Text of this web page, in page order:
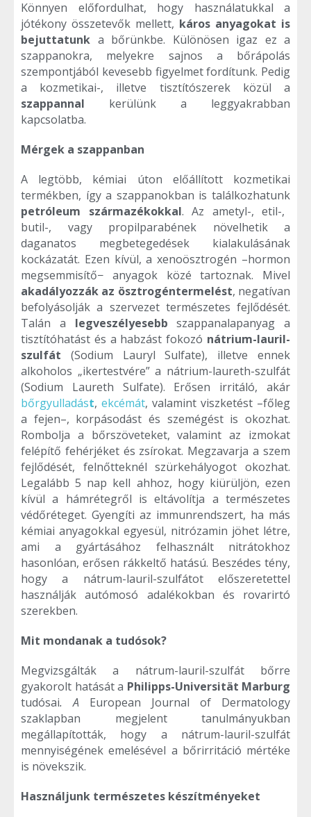
Könnyen előfordulhat, hogy használatukkal a
jótékony összetevők mellett, káros anyagokat is
bejuttatunk a bőrünkbe. Különösen igaz ez a
szappanokra, melyekre sajnos a bőrápolás
szempontjából kevesebb figyelmet fordítunk. Pedig
a kozmetikai-, illetve tisztítószerek közül a
szappannal kerülünk a leggyakrabban
kapcsolatba.
Mérgek a szappanban
A legtöbb, kémiai úton előállított kozmetikai
termékben, így a szappanokban is találkozhatunk
petróleum származékokkal. Az ametyl-, etil-,
butil-, vagy propilparabének növelhetik a
daganatos megbetegedések kialakulásának
kockázatát. Ezen kívül, a xenoösztrogén –hormon
megsemmisítő− anyagok közé tartoznak. Mivel
akadályozzák az ösztrogéntermelést, negatívan
befolyásolják a szervezet természetes fejlődését.
Talán a legveszélyesebb szappanalapanyag a
tisztítóhatást és a habzást fokozó nátrium-lauril-
szulfát (Sodium Lauryl Sulfate), illetve ennek
alkoholos „ikertestvére” a nátrium-laureth-szulfát
(Sodium Laureth Sulfate). Erősen irritáló, akár
bőrgyulladást, ekcémát, valamint viszketést –főleg
a fejen–, korpásodást és szemégést is okozhat.
Rombolja a bőrszöveteket, valamint az izmokat
felépítő fehérjéket és zsírokat. Megzavarja a szem
fejlődését, felnőtteknél szürkehályogot okozhat.
Legalább 5 nap kell ahhoz, hogy kiürüljön, ezen
kívül a hámrétegről is eltávolítja a természetes
védőréteget. Gyengíti az immunrendszert, ha más
kémiai anyagokkal egyesül, nitrózamin jöhet létre,
ami a gyártásához felhasznált nitrátokhoz
hasonlóan, erősen rákkeltő hatású. Beszédes tény,
hogy a nátrum-lauril-szulfátot előszeretettel
használják autómosó adalékokban és rovarirtó
szerekben.
Mit mondanak a tudósok?
Megvizsgálták a nátrum-lauril-szulfát bőrre
gyakorolt hatását a Philipps-Universität Marburg
tudósai. A European Journal of Dermatology
szaklapban megjelent tanulmányukban
megállapították, hogy a nátrum-lauril-szulfát
mennyiségének emelésével a bőrirritáció mértéke
is növekszik.
Használjunk természetes készítményeket